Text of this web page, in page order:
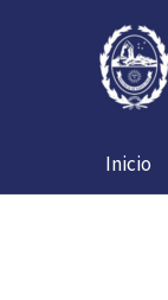
Inicio